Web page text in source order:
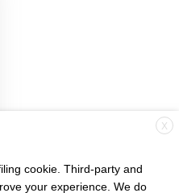
X
cookie. Third-party and
your experience. We do